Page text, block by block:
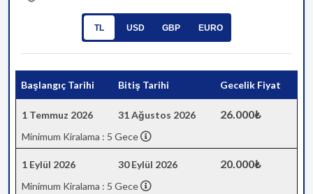
TL USD GBP EURO
Başlangıç Tarihi Bitiş Tarihi Gecelik Fiyat
1 Temmuz 2026 31 Ağustos 2026 26.000₺
Minimum Kiralama : 5 Gece
1 Eylül 2026 30 Eylül 2026 20.000₺
Minimum Kiralama : 5 Gece